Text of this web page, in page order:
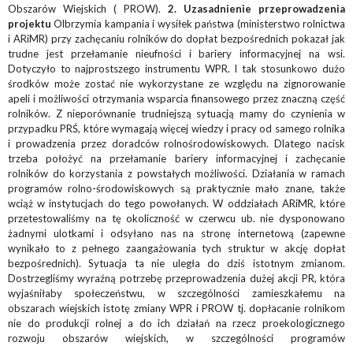
Obszarów Wiejskich ( PROW). 2. Uzasadnienie przeprowadzenia
projektu Olbrzymia kampania i wysiłek państwa (ministerstwo rolnictwa
i ARiMR) przy zachęcaniu rolników do dopłat bezpośrednich pokazał jak
trudne jest przełamanie nieufności i bariery informacyjnej na wsi.
Dotyczyło to najprostszego instrumentu WPR. I tak stosunkowo dużo
środków może zostać nie wykorzystane ze względu na zignorowanie
apeli i możliwości otrzymania wsparcia finansowego przez znaczną część
rolników. Z nieporównanie trudniejszą sytuacją mamy do czynienia w
przypadku PRŚ, które wymagają więcej wiedzy i pracy od samego rolnika
i prowadzenia przez doradców rolnośrodowiskowych. Dlatego nacisk
trzeba położyć na przełamanie bariery informacyjnej i zachęcanie
rolników do korzystania z powstałych możliwości. Działania w ramach
programów rolno-środowiskowych są praktycznie mało znane, także
wciąż w instytucjach do tego powołanych. W oddziałach ARiMR, które
przetestowaliśmy na tę okoliczność w czerwcu ub. nie dysponowano
żadnymi ulotkami i odsyłano nas na stronę internetową (zapewne
wynikało to z pełnego zaangażowania tych struktur w akcję dopłat
bezpośrednich). Sytuacja ta nie uległa do dziś istotnym zmianom.
Dostrzegliśmy wyraźną potrzebę przeprowadzenia dużej akcji PR, która
wyjaśniłaby społeczeństwu, w szczególności zamieszkałemu na
obszarach wiejskich istotę zmiany WPR i PROW tj. dopłacanie rolnikom
nie do produkcji rolnej a do ich działań na rzecz proekologicznego
rozwoju obszarów wiejskich, w szczególności programów